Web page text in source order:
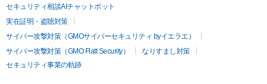
セキュリティ相談AIチャットボット
実在証明・盗聴対策
サイバー攻撃対策（GMOサイバーセキュリティ byイエラエ）
サイバー攻撃対策（GMO Flatt Security）
なりすまし対策
セキュリティ事業の軌跡